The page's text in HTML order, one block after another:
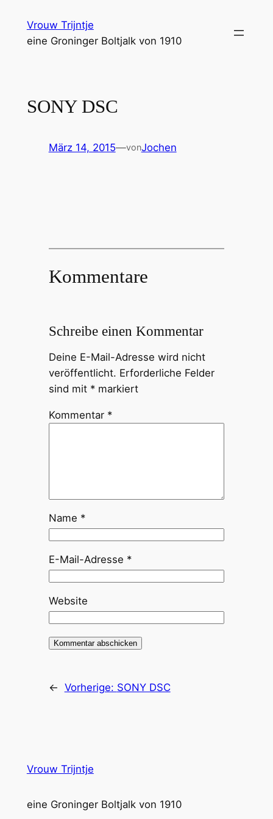
Inhalt
springen
Vrouw Trijntje
eine Groninger Boltjalk von 1910
SONY DSC
März 14, 2015—vonJochen
Kommentare
Schreibe einen Kommentar
Deine E-Mail-Adresse wird nicht
veröffentlicht. Erforderliche Felder
sind mit *markiert
Kommentar *
Name *
E-Mail-Adresse *
Website
← Vorherige: SONY DSC
Vrouw Trijntje
eine Groninger Boltjalk von 1910